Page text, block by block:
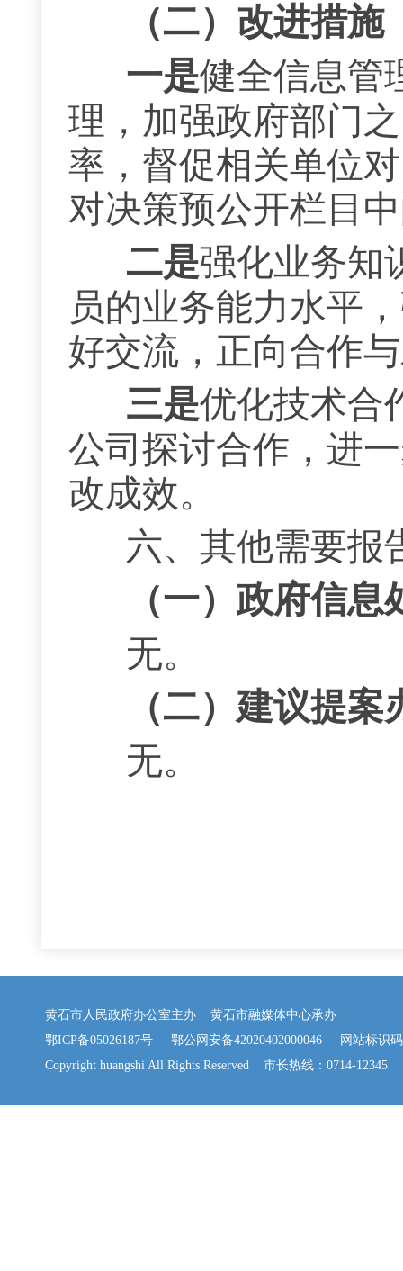
（二） 改进措施
一是健全信息管
理，加强政府部门
率， 督促相关单位
对决策预公开栏目
二是强化业务知
员的业务能力水平
好交流，正向合作
三是优化技术合
公司探讨合作， 进
改成效。
六、其他需要报
（一）政府信
无。
（二）建议提
无。
黄石市人民政府办公室主办 黄石市融媒体中心承办
鄂ICP备05026187号
鄂公网安备42020402000046 网站标识码
Copyright huangshi All Rights Reserved 市长热线：0714-12345